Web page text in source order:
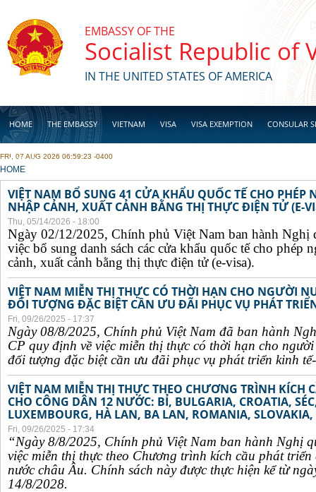
EMBASSY OF THE
Socialist Republic of
IN THE UNITED STATES OF AMERICA
HOME THE EMBASSY VIETNAM VISA VISA EXEMPTION CONSULAR
BUSINESS
FRI, 07 AUG 2026 06:59:23 -0400
YOU ARE HERE
HOME
VIỆT NAM BỔ SUNG 41 CỬA KHẨU QUỐC TẾ CHO
NHẬP CẢNH, XUẤT CẢNH BẰNG THỊ THỰC ĐIỆN TỬ (E-
Thu, 05/14/2026 - 18:00
Ngày 02/12/2025, Chính phủ Việt Nam ban hành Nghị
việc bổ sung danh sách các cửa khẩu quốc tế cho phép
cảnh, xuất cảnh bằng thị thực điện tử (e-visa).
VIỆT NAM MIỄN THỊ THỰC CÓ THỜI HẠN CHO NGƯỜI
ĐỐI TƯỢNG ĐẶC BIỆT CẦN ƯU ĐÃI PHỤC VỤ PHÁT
Fri, 09/26/2025 - 17:37
Ngày 08/8/2025, Chính phủ Việt Nam đã ban hành
CP quy định về việc miễn thị thực có thời hạn cho
đối tượng đặc biệt cần ưu đãi phục vụ phát triển kinh
VIỆT NAM MIỄN THỊ THỰC THEO CHƯƠNG TRÌNH KÍCH
CHO CÔNG DÂN 12 NƯỚC: BỈ, BULGARIA, CROATIA,
LUXEMBOURG, HÀ LAN, BA LAN, ROMANIA, SLOVAKIA,
Fri, 09/26/2025 - 17:34
“Ngày 8/8/2025, Chính phủ Việt Nam ban hành Nghị
việc miễn thị thực theo Chương trình kích cầu phát
nước châu Âu. Chính sách này được thực hiện kể từ
14/8/2028.